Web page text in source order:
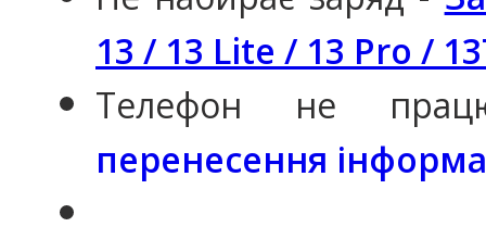
13 / 13 Lite / 13 Pro /
Телефон не
перенесення